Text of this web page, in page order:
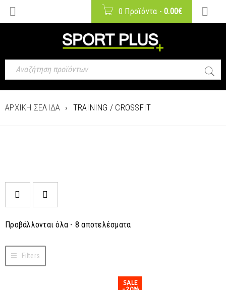
0 Προϊόντα - 0.00€
ΑΡΧΙΚΉ ΣΕΛΊΔΑ › TRAINING / CROSSFIT
Προβάλλονται όλα - 8 αποτελέσματα
Filters
SALE